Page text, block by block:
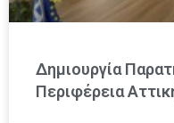
Δημιουργία
Περιφέρεια